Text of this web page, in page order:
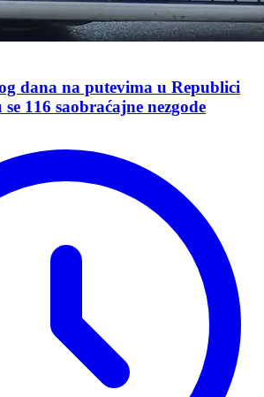
dana na putevima u Republici
116 saobraćajne nezgode